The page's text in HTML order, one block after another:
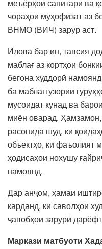
меъёрҳои санитарӣ ва
чораҳои муҳофизат аз
ВНМО (ВИЧ) зарур аст.
Илова бар ин, тавсия
маблағ аз кортҳои
бегона худдорӣ
ба маблағгузории
мусоидат кунад ва
миён оварад.
расонида шуд, ки
объектҳо, ки фаъолият
ҳодисаҳои нохушу
намоянд.
Дар анҷом, ҳамаи
карданд, ки саволҳои
ҷавобҳои зарурӣ
Маркази матбуоти